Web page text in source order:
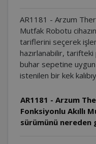
AR1181 - Arzum
Mutfak Robotu
tariflerini seçerek
hazırlanabilir,
buhar sepetine uygun
istenilen bir kek
AR1181 - Arzum
Fonksiyonlu Akıllı
sürümünü nereden